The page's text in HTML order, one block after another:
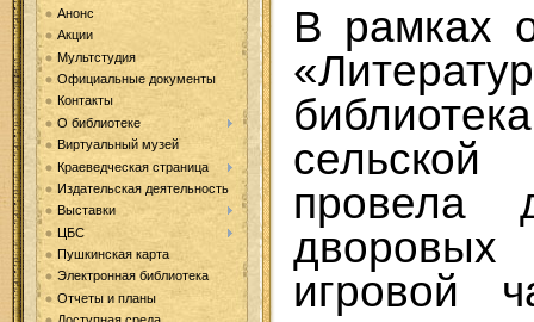
Анонс
Акции
Мультстудия
Официальные документы
Контакты
О библиотеке
Виртуальный музей
Краеведческая страница
Издательская деятельность
Выставки
ЦБС
Пушкинская карта
Электронная библиотека
Отчеты и планы
В рамках
провела
игровой